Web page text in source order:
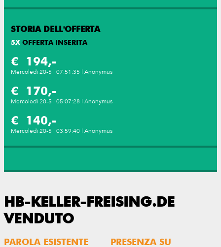
STORIA DELL'OFFERTA
5X OFFERTA INSERITA
€ 194,-
Mercoledì 20-5 | 07:51:35 | Anonymus
€ 170,-
Mercoledì 20-5 | 05:07:28 | Anonymus
€ 140,-
Mercoledì 20-5 | 03:59:40 | Anonymus
HB-KELLER-FREISING.DE
VENDUTO
PAROLA ESISTENTE
PRESENZA SU